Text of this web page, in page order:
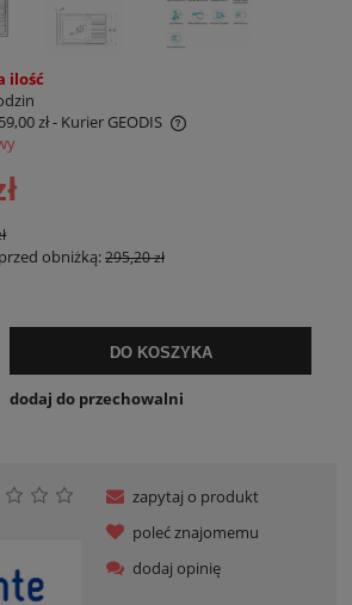
ilość
zł- Kurier GEODIS
kosztów płatności
obniżką:295,20 zł
DO KOSZYKA
dodaj do przechowalni
zapytaj o produkt
poleć znajomemu
dodaj opinię